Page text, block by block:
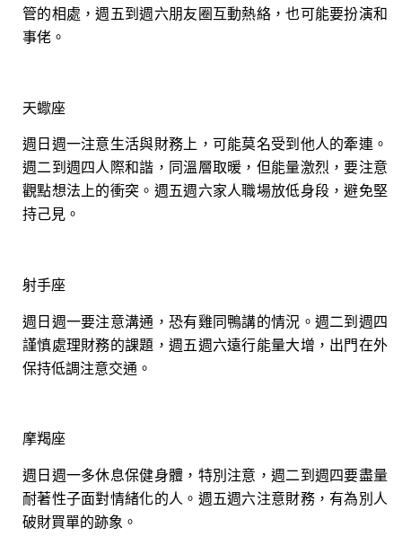
管的相處，週五到週六朋友圈互動熱絡，也可能要扮演和
事佬。
天蠍座
週日週一注意生活與財務上，可能莫名受到他人的牽連。
週二到週四人際和諧，同溫層取暖，但能量激烈，要注意
觀點想法上的衝突。週五週六家人職場放低身段，避免堅
持己見。
射手座
週日週一要注意溝通，恐有雞同鴨講的情況。週二到週四
謹慎處理財務的課題，週五週六遠行能量大增，出門在外
保持低調注意交通。
摩羯座
週日週一多休息保健身體，特別注意，週二到週四要盡量
耐著性子面對情緒化的人。週五週六注意財務，有為別人
破財買單的跡象。